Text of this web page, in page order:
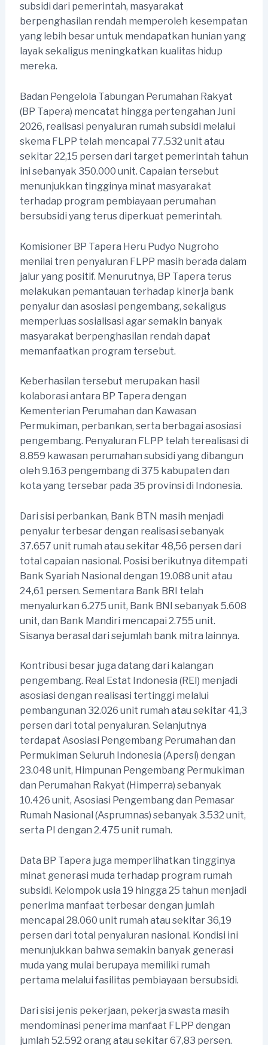
subsidi dari pemerintah, masyarakat
berpenghasilan rendah memperoleh kesempatan
yang lebih besar untuk mendapatkan hunian yang
layak sekaligus meningkatkan kualitas hidup
mereka.
Badan Pengelola Tabungan Perumahan Rakyat
(BP Tapera) mencatat hingga pertengahan Juni
2026, realisasi penyaluran rumah subsidi melalui
skema FLPP telah mencapai 77.532 unit atau
sekitar 22,15 persen dari target pemerintah tahun
ini sebanyak 350.000 unit. Capaian tersebut
menunjukkan tingginya minat masyarakat
terhadap program pembiayaan perumahan
bersubsidi yang terus diperkuat pemerintah.
Komisioner BP Tapera Heru Pudyo Nugroho
menilai tren penyaluran FLPP masih berada dalam
jalur yang positif. Menurutnya, BP Tapera terus
melakukan pemantauan terhadap kinerja bank
penyalur dan asosiasi pengembang, sekaligus
memperluas sosialisasi agar semakin banyak
masyarakat berpenghasilan rendah dapat
memanfaatkan program tersebut.
Keberhasilan tersebut merupakan hasil
kolaborasi antara BP Tapera dengan
Kementerian Perumahan dan Kawasan
Permukiman, perbankan, serta berbagai asosiasi
pengembang. Penyaluran FLPP telah terealisasi di
8.859 kawasan perumahan subsidi yang dibangun
oleh 9.163 pengembang di 375 kabupaten dan
kota yang tersebar pada 35 provinsi di Indonesia.
Dari sisi perbankan, Bank BTN masih menjadi
penyalur terbesar dengan realisasi sebanyak
37.657 unit rumah atau sekitar 48,56 persen dari
total capaian nasional. Posisi berikutnya ditempati
Bank Syariah Nasional dengan 19.088 unit atau
24,61 persen. Sementara Bank BRI telah
menyalurkan 6.275 unit, Bank BNI sebanyak 5.608
unit, dan Bank Mandiri mencapai 2.755 unit.
Sisanya berasal dari sejumlah bank mitra lainnya.
Kontribusi besar juga datang dari kalangan
pengembang. Real Estat Indonesia (REI) menjadi
asosiasi dengan realisasi tertinggi melalui
pembangunan 32.026 unit rumah atau sekitar 41,3
persen dari total penyaluran. Selanjutnya
terdapat Asosiasi Pengembang Perumahan dan
Permukiman Seluruh Indonesia (Apersi) dengan
23.048 unit, Himpunan Pengembang Permukiman
dan Perumahan Rakyat (Himperra) sebanyak
10.426 unit, Asosiasi Pengembang dan Pemasar
Rumah Nasional (Asprumnas) sebanyak 3.532 unit,
serta PI dengan 2.475 unit rumah.
Data BP Tapera juga memperlihatkan tingginya
minat generasi muda terhadap program rumah
subsidi. Kelompok usia 19 hingga 25 tahun menjadi
penerima manfaat terbesar dengan jumlah
mencapai 28.060 unit rumah atau sekitar 36,19
persen dari total penyaluran nasional. Kondisi ini
menunjukkan bahwa semakin banyak generasi
muda yang mulai berupaya memiliki rumah
pertama melalui fasilitas pembiayaan bersubsidi.
Dari sisi jenis pekerjaan, pekerja swasta masih
mendominasi penerima manfaat FLPP dengan
jumlah 52.592 orang atau sekitar 67,83 persen.